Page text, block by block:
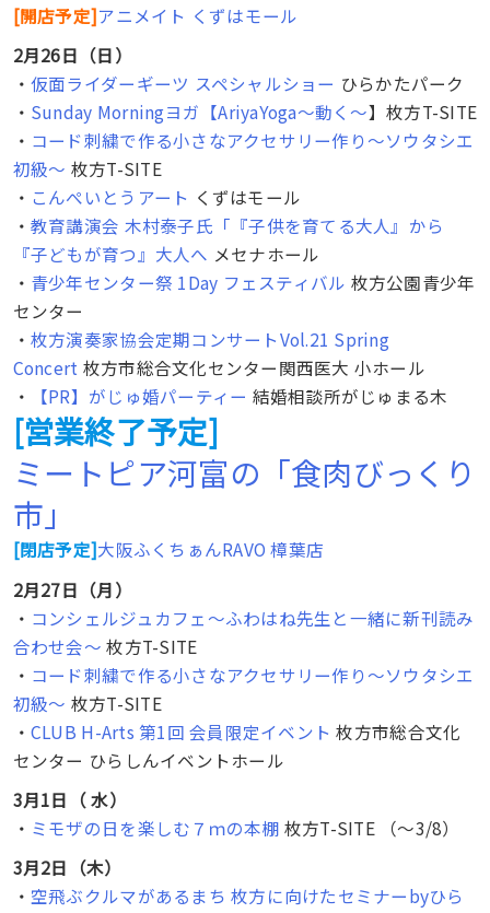
[開店予定]アニメイト くずはモール
2月26日（日）
・ 仮面ライダーギーツ スペシャルショー ひらかたパーク
・ Sunday Morningヨガ【AriyaYoga～動く～】枚方T-SITE
・ コード刺繍で作る小さなアクセサリー作り～ソウタシエ
初級～ 枚方T-SITE
・ こんぺいとうアート くずはモール
・ 教育講演会 木村泰子氏「『子供を育てる大人』から
『子どもが育つ』大人へ メセナホール
・ 青少年センター祭 1Day フェスティバル 枚方公園青少年
センター
・ 枚方演奏家協会定期コンサートVol.21 Spring
Concert 枚方市総合文化センター関西医大 小ホール
・
【PR】がじゅ婚パーティー 結婚相談所がじゅまる木
[営業終了予定]
ミートピア河富の「食肉びっくり
市」
[閉店予定]大阪ふくちぁんRAVO 樟葉店
2月27日（月）
・ コンシェルジュカフェ～ふわはね先生と一緒に新刊読み
合わせ会～ 枚方T-SITE
・ コード刺繍で作る小さなアクセサリー作り～ソウタシエ
初級～ 枚方T-SITE
・ CLUB H-Arts 第1回 会員限定イベント 枚方市総合文化
センター ひらしんイベントホール
3月1日（ 水）
・ ミモザの日を楽しむ７ｍの本棚 枚方T-SITE （〜3/8）
3月2日（木）
・ 空飛ぶクルマがあるまち 枚方に向けたセミナーbyひら